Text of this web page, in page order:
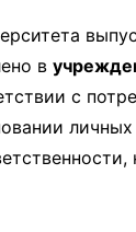
в
с
личных